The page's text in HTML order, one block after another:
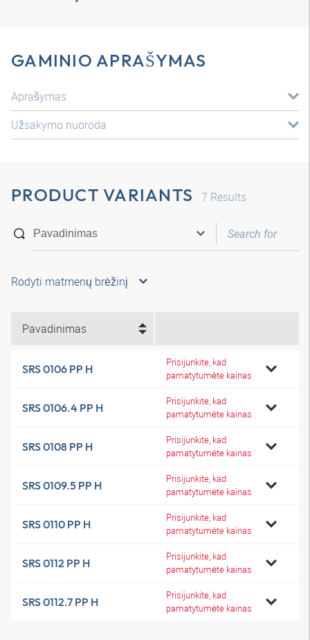
GAMINIO APRAŠYMAS
Aprašymas
Užsakymo nuoroda
PRODUCT VARIANTS 7 Results
Rodyti matmenų brėžinį
Pavadinimas
SRS 0106 PP H
Prisijunkite, kad
pamatytumėte kainas
SRS 0106.4 PP H
Prisijunkite, kad
pamatytumėte kainas
SRS 0108 PP H
Prisijunkite, kad
pamatytumėte kainas
SRS 0109.5 PP H
Prisijunkite, kad
pamatytumėte kainas
SRS 0110 PP H
Prisijunkite, kad
pamatytumėte kainas
SRS 0112 PP H
Prisijunkite, kad
pamatytumėte kainas
SRS 0112.7 PP H
Prisijunkite, kad
pamatytumėte kainas